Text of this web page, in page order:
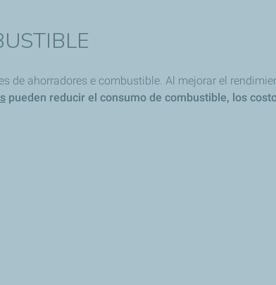
de ahorradores e combustible. Al mejorar el
pueden reducir el consumo de combustible, los